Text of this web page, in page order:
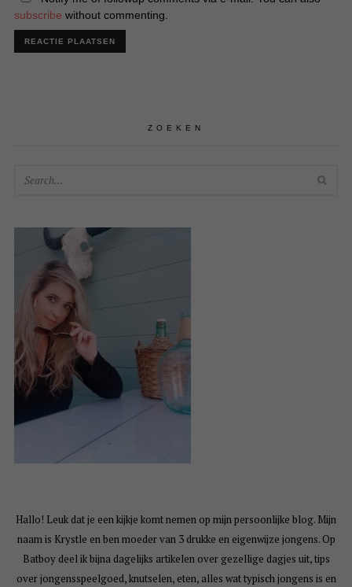
subscribe without commenting.
ZOEKEN
Hallo! Leuk dat je een kijkje komt nemen op mijn persoonlijke blog. Mijn
naam is Krystle en ben moeder van 3 drukke en eigenwijze jongens. Op
Batboy deel ik bijna dagelijks artikelen over gezellige dagjes uit, tips
over jongensspeelgoed, knutselen, eten, alles wat typisch jongens is en